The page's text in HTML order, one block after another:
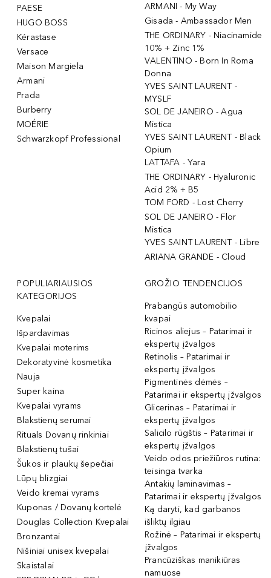
PAESE
HUGO BOSS
Kérastase
Versace
Maison Margiela
Armani
Prada
Burberry
MOÉRIE
Schwarzkopf Professional
ARMANI - My Way
Gisada - Ambassador Men
THE ORDINARY - Niacinamide
10% + Zinc 1%
VALENTINO - Born In Roma
Donna
YVES SAINT LAURENT -
MYSLF
SOL DE JANEIRO - Agua
Mistica
YVES SAINT LAURENT - Black
Opium
LATTAFA - Yara
THE ORDINARY - Hyaluronic
Acid 2% + B5
TOM FORD - Lost Cherry
SOL DE JANEIRO - Flor
Mistica
YVES SAINT LAURENT - Libre
ARIANA GRANDE - Cloud
POPULIARIAUSIOS
KATEGORIJOS
Kvepalai
Išpardavimas
Kvepalai moterims
Dekoratyvinė kosmetika
Nauja
Super kaina
Kvepalai vyrams
Blakstienų serumai
Rituals Dovanų rinkiniai
Blakstienų tušai
Šukos ir plaukų šepečiai
Lūpų blizgiai
Veido kremai vyrams
Kuponas / Dovanų kortelė
Douglas Collection Kvepalai
Bronzantai
Nišiniai unisex kvepalai
Skaistalai
GROŽIO TENDENCIJOS
Prabangūs automobilio
kvapai
Ricinos aliejus – Patarimai ir
ekspertų įžvalgos
Retinolis – Patarimai ir
ekspertų įžvalgos
Pigmentinės dėmės –
Patarimai ir ekspertų įžvalgos
Glicerinas – Patarimai ir
ekspertų įžvalgos
Salicilo rūgštis – Patarimai ir
ekspertų įžvalgos
Veido odos priežiūros rutina:
teisinga tvarka
Antakių laminavimas –
Patarimai ir ekspertų įžvalgos
Ką daryti, kad garbanos
išliktų ilgiau
Rožinė – Patarimai ir ekspertų
įžvalgos
Prancūziškas manikiūras
namuose